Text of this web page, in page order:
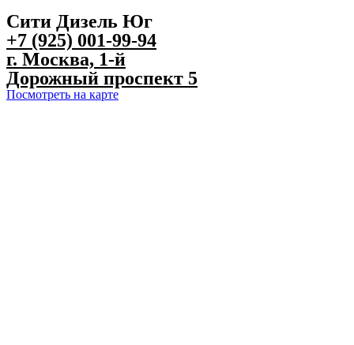
Сити Дизель Юг
+7 (925) 001-99-94
г. Москва, 1-й
Дорожный проспект 5
Посмотреть на карте